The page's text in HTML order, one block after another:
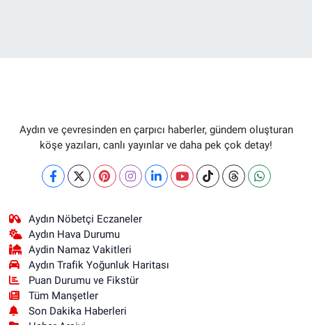
Aydın ve çevresinden en çarpıcı haberler, gündem oluşturan
köşe yazıları, canlı yayınlar ve daha pek çok detay!
Aydın Nöbetçi Eczaneler
Aydın Hava Durumu
Aydin Namaz Vakitleri
Aydın Trafik Yoğunluk Haritası
Puan Durumu ve Fikstür
Tüm Manşetler
Son Dakika Haberleri